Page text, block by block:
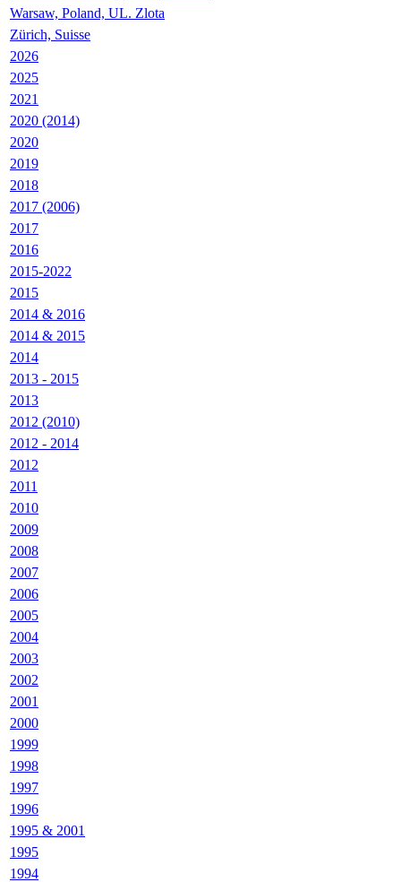
Warsaw, Poland, UL. Zlota
Zürich, Suisse
2026
2025
2021
2020 (2014)
2020
2019
2018
2017 (2006)
2017
2016
2015-2022
2015
2014 & 2016
2014 & 2015
2014
2013 - 2015
2013
2012 (2010)
2012 - 2014
2012
2011
2010
2009
2008
2007
2006
2005
2004
2003
2002
2001
2000
1999
1998
1997
1996
1995 & 2001
1995
1994